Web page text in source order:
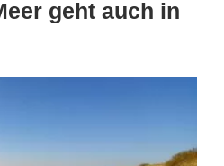
geht auch in